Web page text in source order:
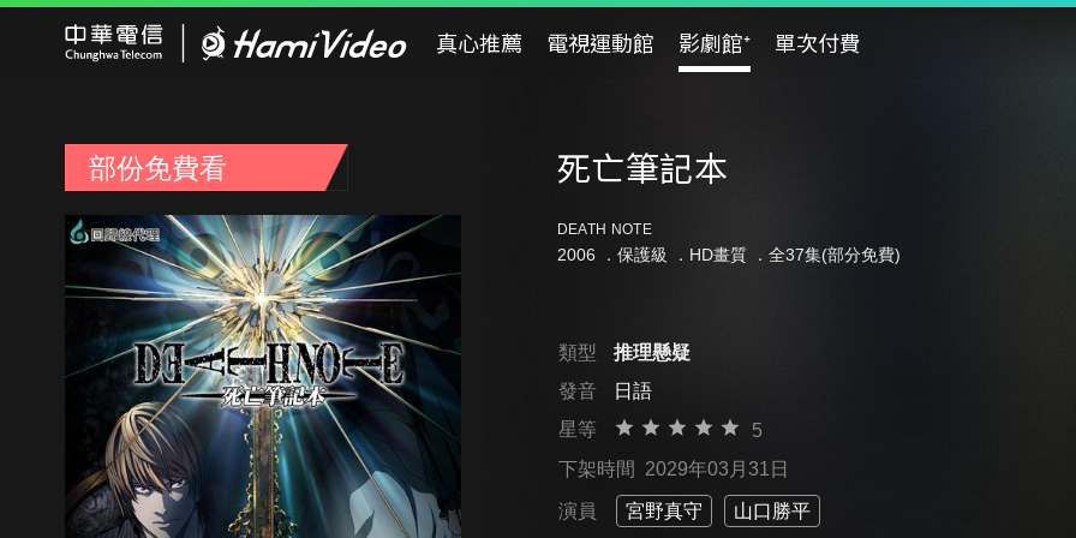
真心推薦 電視運動館 影劇館⁺ 單次付費
部份免費看 死亡筆記本
DEATH NOTE
2006 ． 保護級 ．HD畫質 ．全37集(部分免費)
類型
推理懸疑
發音
日語
星等
5
下架時間 2029年03月31日
演員 宮野真守 山口勝平